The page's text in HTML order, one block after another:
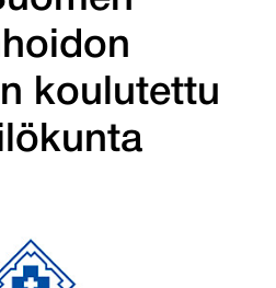
koulutettu